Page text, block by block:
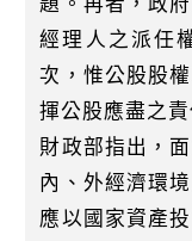
經理人之派任
次，惟公股股
揮公股應盡之責
財政部指出，
內、外經濟環
應以國家資產